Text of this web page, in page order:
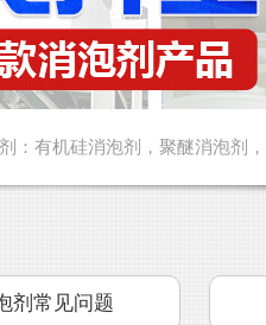
： 有机硅消泡剂 ， 聚醚消泡剂 ，
剂常见问题